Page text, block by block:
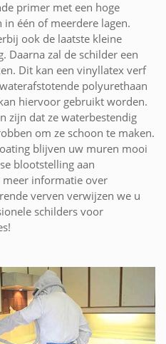
primer met een hoge
één of meerdere lagen.
ook de laatste kleine
Daarna zal de schilder een
Dit kan een vinyllatex verf
polyurethaan
hiervoor gebruikt worden.
zijn dat ze waterbestendig
om ze schoon te maken.
blijven uw muren mooi
blootstelling aan
informatie over
verven verwijzen we u
schilders voor